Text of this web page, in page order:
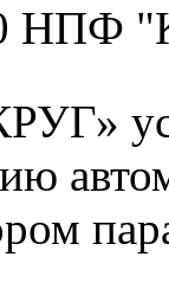
НПФ